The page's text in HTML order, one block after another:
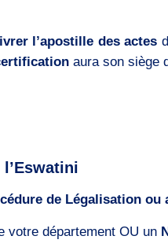
l’apostille des actes
aura son siège
de Légalisation ou
votre département OU un